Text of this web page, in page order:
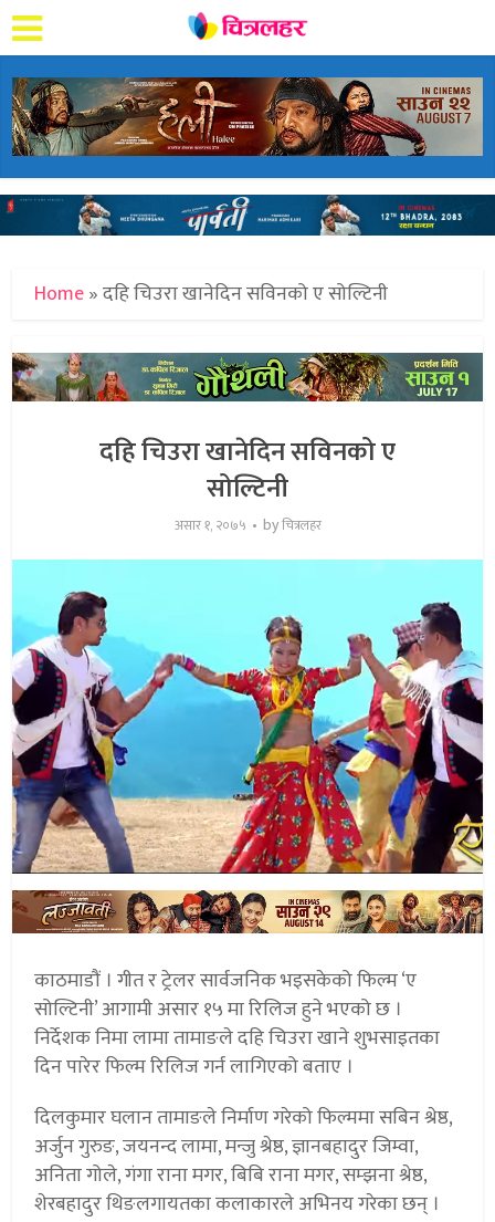
Home»दहि चिउरा खानेदिन सविनको ए सोल्टिनी
दहि चिउरा खानेदिन सविनको ए
सोल्टिनी
असार १, २०७५ byचित्रलहर
काठमाडौं । गीत र ट्रेलर सार्वजनिक भइसकेको फिल्म ‘ए
सोल्टिनी’ आगामी असार १५ मा रिलिज हुने भएको छ ।
निर्देशक निमा लामा तामाङले दहि चिउरा खाने शुभसाइतका
दिन पारेर फिल्म रिलिज गर्न लागिएको बताए ।
दिलकुमार घलान तामाङले निर्माण गरेको फिल्ममा सबिन श्रेष्ठ,
अर्जुन गुरुङ, जयनन्द लामा, मन्जु श्रेष्ठ, ज्ञानबहादुर जिम्वा,
अनिता गोले, गंगा राना मगर, बिबि राना मगर, सम्झना श्रेष्ठ,
शेरबहादुर थिङलगायतका कलाकारले अभिनय गरेका छन् ।